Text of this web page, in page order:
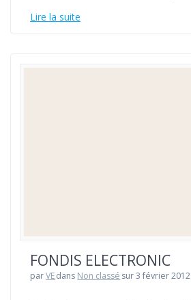
Lire la suite
FONDIS ELECTRONIC
parVEdans Non classé sur 3 février 2012